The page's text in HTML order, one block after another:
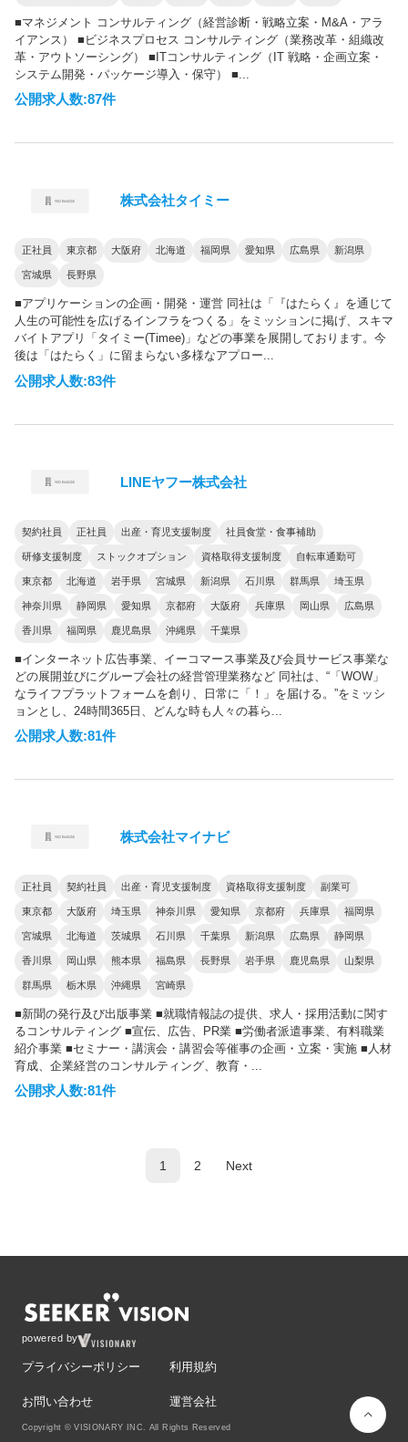
■マネジメント コンサルティング（経営診断・戦略立案・M&A・アラ
イアンス） ■ビジネスプロセス コンサルティング（業務改革・組織改
革・アウトソーシング） ■ITコンサルティング（IT 戦略・企画立案・
システム開発・パッケージ導入・保守） ■...
公開求人数:87件
株式会社タイミー
正社員 東京都 大阪府 北海道 福岡県 愛知県 広島県 新潟県
宮城県 長野県
■アプリケーションの企画・開発・運営 同社は「『はたらく』を通じて
人生の可能性を広げるインフラをつくる」をミッションに掲げ、スキマ
バイトアプリ「タイミー(Timee)」などの事業を展開しております。今
後は「はたらく」に留まらない多様なアプロー...
公開求人数:83件
LINEヤフー株式会社
契約社員 正社員 出産・育児支援制度 社員食堂・食事補助
研修支援制度 ストックオプション 資格取得支援制度 自転車通勤可
東京都 北海道 岩手県 宮城県 新潟県 石川県 群馬県 埼玉県
神奈川県 静岡県 愛知県 京都府 大阪府 兵庫県 岡山県 広島県
香川県 福岡県 鹿児島県 沖縄県 千葉県
■インターネット広告事業、イーコマース事業及び会員サービス事業な
どの展開並びにグループ会社の経営管理業務など 同社は、“「WOW」
なライフプラットフォームを創り、日常に「！」を届ける。”をミッシ
ョンとし、24時間365日、どんな時も人々の暮ら...
公開求人数:81件
株式会社マイナビ
正社員 契約社員 出産・育児支援制度 資格取得支援制度 副業可
東京都 大阪府 埼玉県 神奈川県 愛知県 京都府 兵庫県 福岡県
宮城県 北海道 茨城県 石川県 千葉県 新潟県 広島県 静岡県
香川県 岡山県 熊本県 福島県 長野県 岩手県 鹿児島県 山梨県
群馬県 栃木県 沖縄県 宮崎県
■新聞の発行及び出版事業 ■就職情報誌の提供、求人・採用活動に関す
るコンサルティング ■宣伝、広告、PR業 ■労働者派遣事業、有料職業
紹介事業 ■セミナー・講演会・講習会等催事の企画・立案・実施 ■人材
育成、企業経営のコンサルティング、教育・...
公開求人数:81件
1 2 Next
powered by
プライバシーポリシー 利用規約
お問い合わせ 運営会社
Copyright © VISIONARY INC. All Rights Reserved